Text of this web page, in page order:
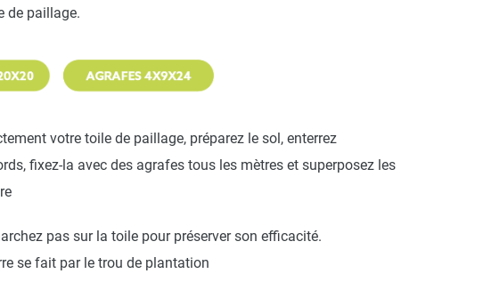
de paillage.
votre toile de paillage, préparez le sol, enterrez
fixez-la avec des agrafes tous les mètres et superposez les
pas sur la toile pour préserver son efficacité.
se fait par le trou de plantation